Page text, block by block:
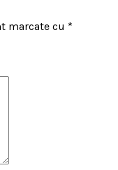
marcate cu *